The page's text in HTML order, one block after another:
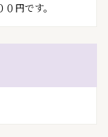
円です。